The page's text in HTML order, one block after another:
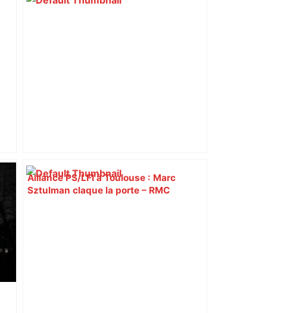
Alliance PS/LFI à Toulouse : Marc
Sztulman claque la porte – RMC